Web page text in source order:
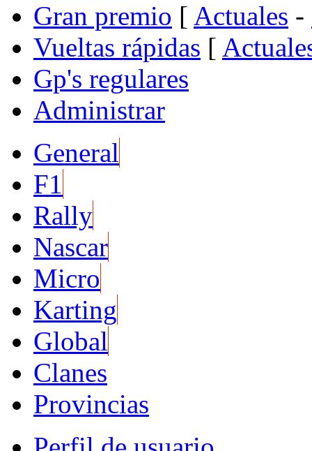
Gran premio [ Actuales -
Vueltas rápidas [
Gp's regulares
Administrar
General
F1
Rally
Nascar
Micro
Karting
Global
Clanes
Provincias